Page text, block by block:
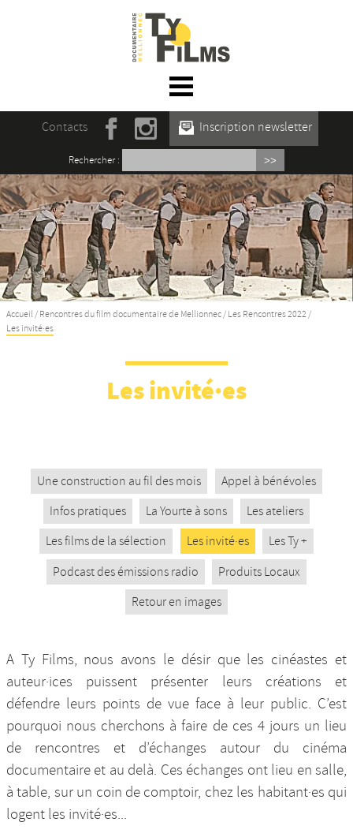
☰ Menu
Accueil
Actualités
L’association
Rencontres du film documentaire de
Mellionnec
Projections
Se former
Nos productions et +
Contacts Inscription newsletter
Rechercher :
Accueil / Rencontres du film documentaire de Mellionnec / Les Rencontres 2022 /
Les invité·es
Les invité·es
Une construction au fil des mois
Appel à bénévoles
Infos pratiques
La Yourte à sons
Les ateliers
Les films de la sélection
Les invité·es
Les Ty +
Podcast des émissions radio
Produits Locaux
Retour en images
A Ty Films, nous avons le désir que les cinéastes et
auteur·ices puissent présenter leurs créations et
défendre leurs points de vue face à leur public. C’est
pourquoi nous cherchons à faire de ces 4 jours un lieu
de rencontres et d’échanges autour du cinéma
documentaire et au delà. Ces échanges ont lieu en salle,
à table, sur un coin de comptoir, chez les habitant·es qui
logent les invité·es...